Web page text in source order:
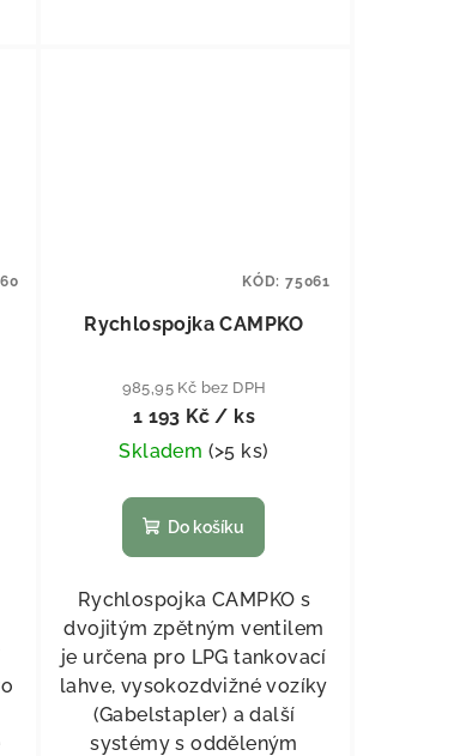
Rychlospojka CAMPKO
985,95 Kč bez DPH
1 193 Kč / ks
Skladem (>5 ks)
Do košíku
Rychlospojka CAMPKO s
dvojitým zpětným ventilem
je určena pro LPG tankovací
lahve, vysokozdvižné vozíky
(Gabelstapler) a další
systémy s odděleným
KÓD: 75061